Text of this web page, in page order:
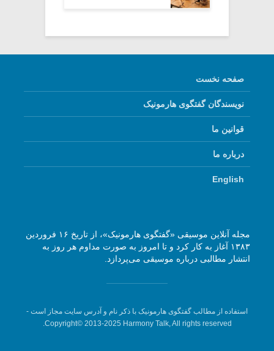
صفحه نخست
نویسندگان گفتگوی هارمونیک
قوانین ما
درباره ما
English
مجله آنلاین موسیقی «گفتگوی هارمونیک»، از تاریخ ۱۶ فروردین
۱۳۸۳ آغاز به کار کرد و تا امروز به صورت مداوم هر روز به
انتشار مطالبی درباره موسیقی می‌پردازد.
استفاده از مطالب گفتگوی هارمونیک با ذکر نام و آدرس سایت مجاز است -
Copyright© 2013-2025 Harmony Talk, All rights reserved.